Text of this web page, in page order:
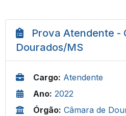
Prova Atendente -
Dourados/MS
Cargo: Atendente
Ano: 2022
Órgão: Câmara de